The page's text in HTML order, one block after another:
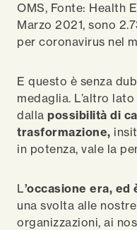
OMS, Fonte: Health
Marzo 2021, sono
per coronavirus nel
E questo è senza
medaglia. L’altro
dalla possibilità di
trasformazione,
in potenza, vale la
L’occasione era,
una svolta alle
organizzazioni, ai